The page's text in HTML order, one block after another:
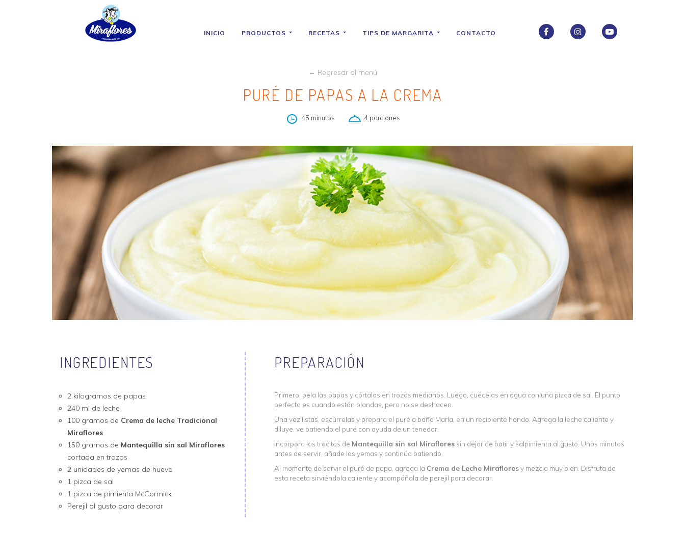
INICIO PRODUCTOS RECETAS TIPS DE MARGARITA
CONTACTO
FACEBOOKINSTAGRAMINSTAGRAM
← Regresar al menú
PURÉ DE PAPAS A LA CREMA
45 minutos 4 porciones
INGREDIENTES
2 kilogramos de papas
240 ml de leche
100 gramos de Crema de leche Tradicional
Miraflores
150 gramos de Mantequilla sin sal Miraflores
cortada en trozos
2 unidades de yemas de huevo
1 pizca de sal
1 pizca de pimienta McCormick
Perejil al gusto para decorar
PREPARACIÓN
Primero, pela las papas y córtalas en trozos medianos. Luego, cuécelas en agua con una pizca de sal. El punto
perfecto es cuando están blandas, pero no se deshacen.
Una vez listas, escúrrelas y prepara el puré a baño María, en un recipiente hondo. Agrega la leche caliente y
diluye, ve batiendo el puré con ayuda de un tenedor.
Incorpora los trocitos de Mantequilla sin sal Miraflores sin dejar de batir y salpimienta al gusto. Unos minutos
antes de servir, añade las yemas y continúa batiendo.
Al momento de servir el puré de papa, agrega la Crema de Leche Mirafloresy mezcla muy bien. Disfruta de
esta receta sirviéndola caliente y acompáñala de perejil para decorar.